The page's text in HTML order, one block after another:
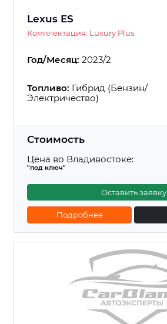
Lexus ES
Комплектация: Luxury Plus
Год/Месяц: 2023/2
Топливо: Гибрид (Бензин/
Электричество)
Стоимость
Цена во Владивостоке:
"под ключ"
Оставить заявку
Подробнее